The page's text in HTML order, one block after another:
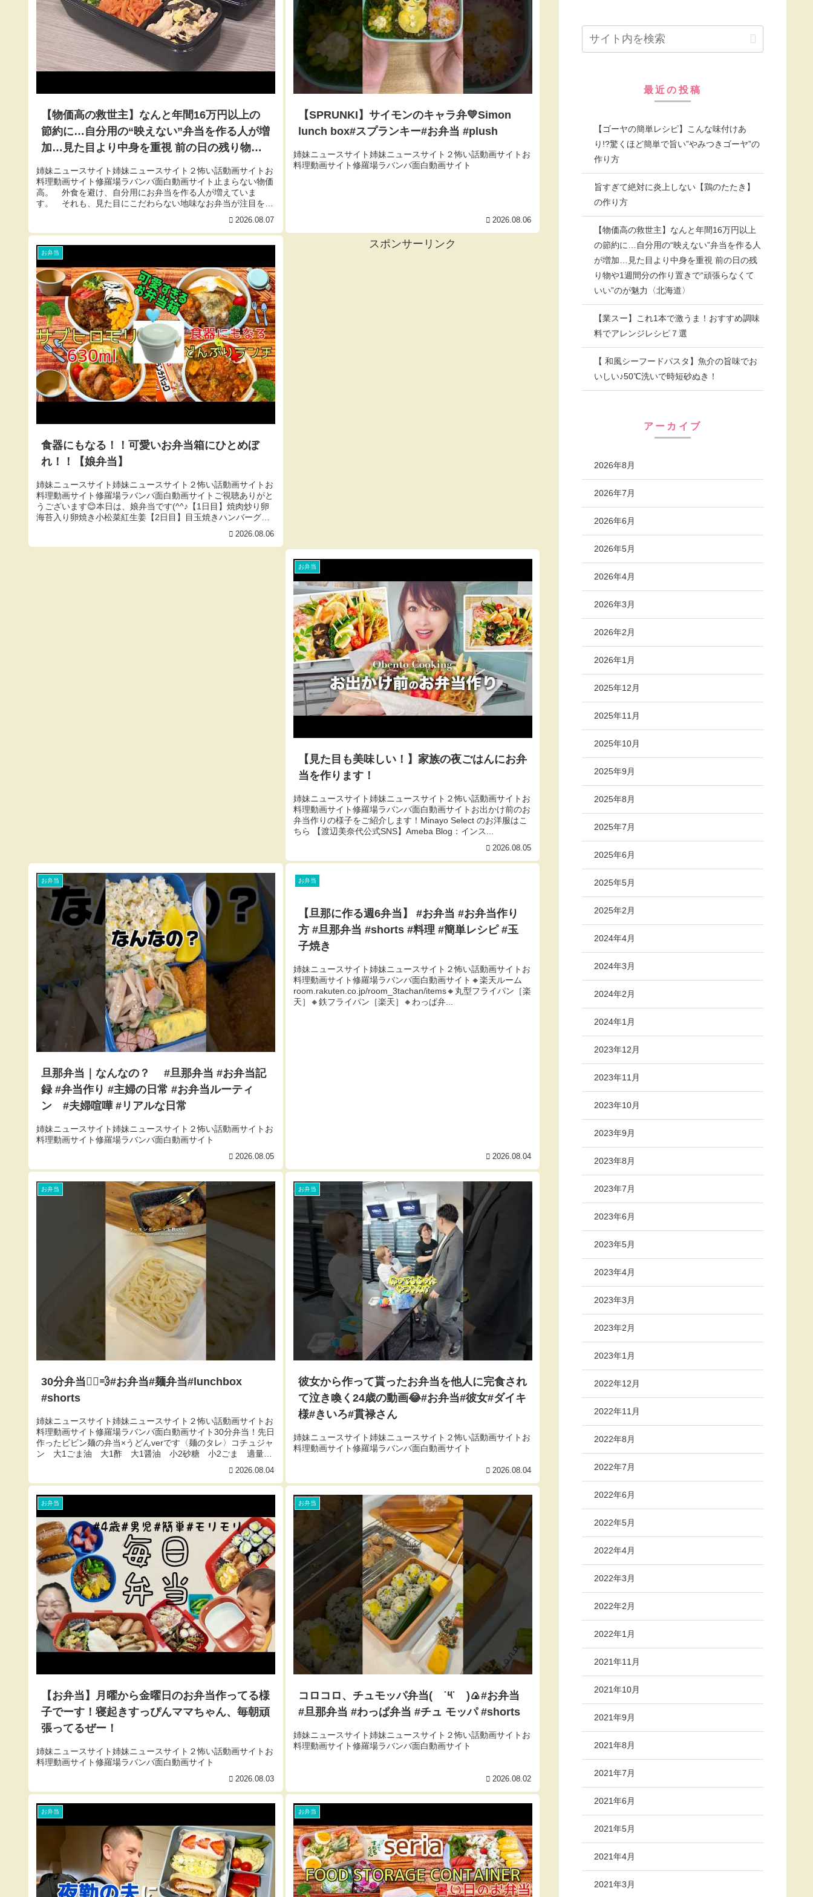
【物価高の救世主】なんと年間16万円以上の
節約に…自分用の“映えない”弁当を作る人が増
加…見た目より中身を重視 前の日の残り物や1
週間分の作り置きで“頑張らなくていい”のが魅
力〈北海道〉
姉妹ニュースサイト姉妹ニュースサイト２怖い話動画サイトお
料理動画サイト修羅場ラバンバ面白動画サイト止まらない物価
高。 外食を避け、自分用にお弁当を作る人が増えていま
す。 それも、見た目にこだわらない地味なお弁当が注目を浴
2026.08.07
【SPRUNKI】サイモンのキャラ弁💛Simon
lunch box#スプランキー#お弁当 #plush
姉妹ニュースサイト姉妹ニュースサイト２怖い話動画サイトお
料理動画サイト修羅場ラバンバ面白動画サイト
2026.08.06
お弁当
食器にもなる！！可愛いお弁当箱にひとめぼ
れ！！【娘弁当】
姉妹ニュースサイト姉妹ニュースサイト２怖い話動画サイトお
料理動画サイト修羅場ラバンバ面白動画サイトご視聴ありがと
うございます😊本日は、娘弁当です(^^♪【1日目】焼肉炒り卵
海苔入り卵焼き小松菜紅生姜【2日目】目玉焼きハンバーグ蓮
2026.08.06
スポンサーリンク
お弁当
【見た目も美味しい！】家族の夜ごはんにお弁
当を作ります！
姉妹ニュースサイト姉妹ニュースサイト２怖い話動画サイトお
料理動画サイト修羅場ラバンバ面白動画サイトお出かけ前のお
弁当作りの様子をご紹介します！Minayo Select のお洋服はこ
ちら 【渡辺美奈代公式SNS】Ameba Blog：インス...
2026.08.05
お弁当
旦那弁当｜なんなの？ #旦那弁当 #お弁当記
録 #弁当作り #主婦の日常 #お弁当ルーティ
ン #夫婦喧嘩 #リアルな日常
姉妹ニュースサイト姉妹ニュースサイト２怖い話動画サイトお
料理動画サイト修羅場ラバンバ面白動画サイト
2026.08.05
お弁当
【旦那に作る週6弁当】 #お弁当 #お弁当作り
方 #旦那弁当 #shorts #料理 #簡単レシピ #玉
子焼き
姉妹ニュースサイト姉妹ニュースサイト２怖い話動画サイトお
料理動画サイト修羅場ラバンバ面白動画サイト🔸楽天ルーム
room.rakuten.co.jp/room_3tachan/items🔸丸型フライパン［楽
天］🔸鉄フライパン［楽天］🔸わっぱ弁...
2026.08.04
お弁当
30分弁当🏃‍♀️💨#お弁当#麺弁当#lunchbox
#shorts
姉妹ニュースサイト姉妹ニュースサイト２怖い話動画サイトお
料理動画サイト修羅場ラバンバ面白動画サイト30分弁当！先日
作ったビビン麺の弁当×うどんverです〈麺のタレ〉コチュジャ
ン 大1ごま油 大1酢 大1醤油 小2砂糖 小2ごま 適量唐
2026.08.04
お弁当
彼女から作って貰ったお弁当を他人に完食され
て泣き喚く24歳の動画😂#お弁当#彼女#ダイキ
様#きいろ#貫禄さん
姉妹ニュースサイト姉妹ニュースサイト２怖い話動画サイトお
料理動画サイト修羅場ラバンバ面白動画サイト
2026.08.04
お弁当
【お弁当】月曜から金曜日のお弁当作ってる様
子でーす！寝起きすっぴんママちゃん、毎朝頑
張ってるぜー！
姉妹ニュースサイト姉妹ニュースサイト２怖い話動画サイトお
料理動画サイト修羅場ラバンバ面白動画サイト
2026.08.03
お弁当
コロコロ、チュモッパ弁当( ˙༥˙ )🍙#お弁当
#旦那弁当 #わっぱ弁当 #チュ モッパ #shorts
姉妹ニュースサイト姉妹ニュースサイト２怖い話動画サイトお
料理動画サイト修羅場ラバンバ面白動画サイト
2026.08.02
お弁当 お弁当
最近の投稿
【ゴーヤの簡単レシピ】こんな味付けあ
り!?驚くほど簡単で旨い”やみつきゴーヤ”の
作り方
旨すぎて絶対に炎上しない【鶏のたたき】
の作り方
【物価高の救世主】なんと年間16万円以上
の節約に…自分用の“映えない”弁当を作る人
が増加…見た目より中身を重視 前の日の残
り物や1週間分の作り置きで“頑張らなくて
いい”のが魅力〈北海道〉
【業スー】これ1本で激うま！おすすめ調味
料でアレンジレシピ７選
【 和風シーフードパスタ】魚介の旨味でお
いしい♪50℃洗いで時短砂ぬき！
アーカイブ
2026年8月
2026年7月
2026年6月
2026年5月
2026年4月
2026年3月
2026年2月
2026年1月
2025年12月
2025年11月
2025年10月
2025年9月
2025年8月
2025年7月
2025年6月
2025年5月
2025年2月
2024年4月
2024年3月
2024年2月
2024年1月
2023年12月
2023年11月
2023年10月
2023年9月
2023年8月
2023年7月
2023年6月
2023年5月
2023年4月
2023年3月
2023年2月
2023年1月
2022年12月
2022年11月
2022年8月
2022年7月
2022年6月
2022年5月
2022年4月
2022年3月
2022年2月
2022年1月
2021年11月
2021年10月
2021年9月
2021年8月
2021年7月
2021年6月
2021年5月
2021年4月
2021年3月